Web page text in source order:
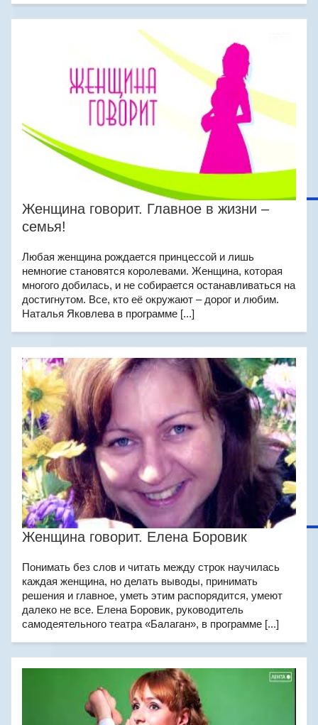
Женщина говорит. Главное в жизни –
семья!
Любая женщина рождается принцессой и лишь
немногие становятся королевами. Женщина, которая
многого добилась, и не собирается останавливаться на
достигнутом. Все, кто её окружают – дорог и любим.
Наталья Яковлева в программе [...]
Женщина говорит. Елена Боровик
Понимать без слов и читать между строк научилась
каждая женщина, но делать выводы, принимать
решения и главное, уметь этим распорядится, умеют
далеко не все. Елена Боровик, руководитель
самодеятельного театра «Балаган», в программе [...]